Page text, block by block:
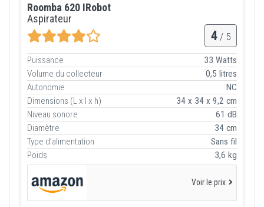
Roomba 620 IRobot
Aspirateur
4 / 5
Puissance
33 Watts
Volume du collecteur
0,5 litres
Autonomie
NC
Dimensions (L x l x h)
34 x 34 x 9,2 cm
Niveau sonore
61 dB
Diamètre
34 cm
Type d’alimentation
Sans fil
Poids
3,6 kg
Voir le prix